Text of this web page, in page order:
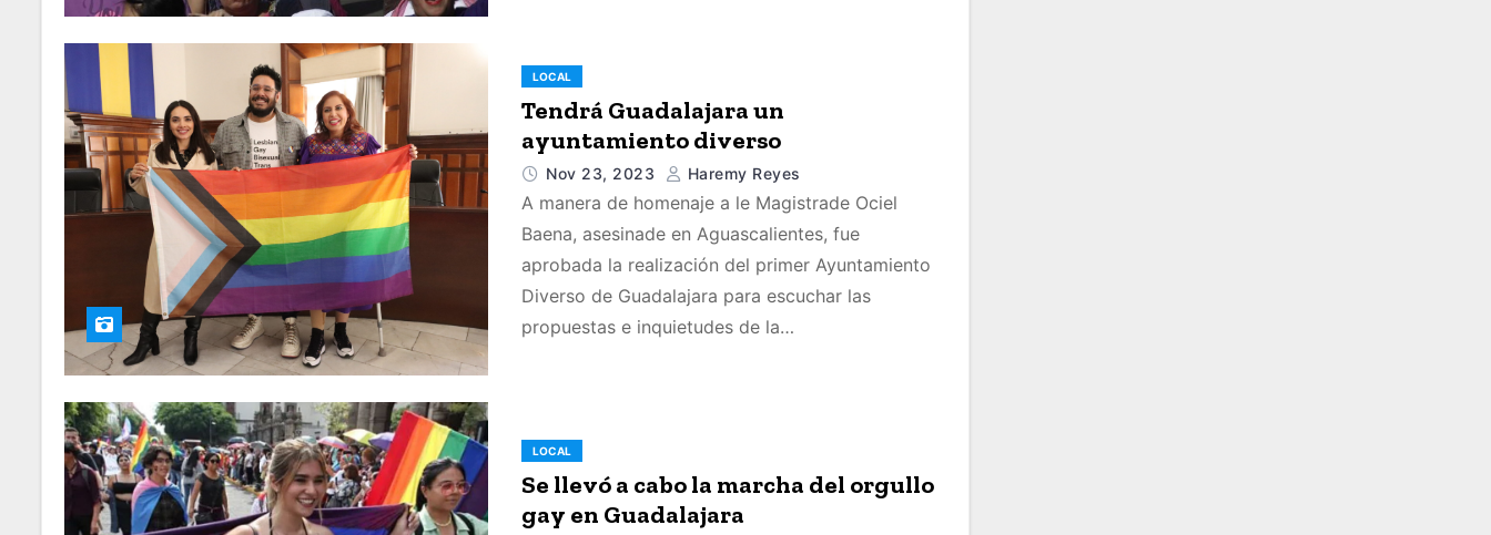
LOCAL
Tendrá Guadalajara un
ayuntamiento diverso
Nov 23, 2023 Haremy Reyes
A manera de homenaje a le Magistrade Ociel
Baena, asesinade en Aguascalientes, fue
aprobada la realización del primer Ayuntamiento
Diverso de Guadalajara para escuchar las
propuestas e inquietudes de la…
LOCAL
Se llevó a cabo la marcha del orgullo
gay en Guadalajara